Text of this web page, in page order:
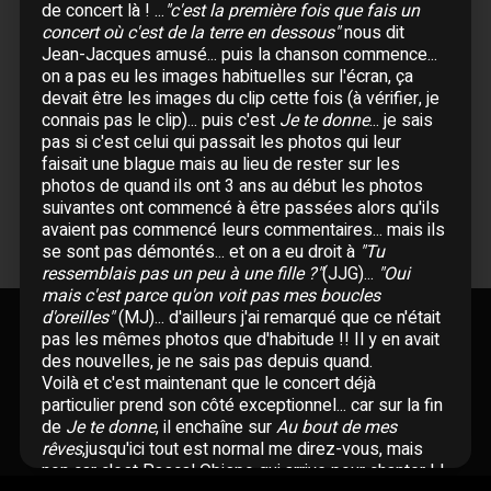
2004
Juillet
17 Juillet :Francofolies de La Rochelle
25 Juillet :Les Vendanges du Coeur à
Ouveillan
de concert là ! ..."c'est la première fois que fais un
concert où c'est de la terre en dessous"nous dit
Jean-Jacques amusé... puis la chanson commence...
on a pas eu les images habituelles sur l'écran, ça
devait être les images du clip cette fois (à vérifier, je
connais pas le clip)... puis c'est Je te donne... je sais
pas si c'est celui qui passait les photos qui leur
faisait une blague mais au lieu de rester sur les
photos de quand ils ont 3 ans au début les photos
suivantes ont commencé à être passées alors qu'ils
avaient pas commencé leurs commentaires... mais ils
se sont pas démontés... et on a eu droit à "Tu
ressemblais pas un peu à une fille ?"(JJG)... "Oui
mais c'est parce qu'on voit pas mes boucles
d'oreilles"(MJ)... d'ailleurs j'ai remarqué que ce n'était
pas les mêmes photos que d'habitude !! Il y en avait
des nouvelles, je ne sais pas depuis quand.
Voilà et c'est maintenant que le concert déjà
particulier prend son côté exceptionnel... car sur la fin
de Je te donne, il enchaîne surAu bout de mes
rêves,jusqu'ici tout est normal me direz-vous, mais
non car c'est Pascal Obispo qui arrive pour chanter ! !
Si vous souhaitez m’apporter des informations
complémentaires sur l’actualité de Jean-Jacques
Goldman,
ÉCRIVEZ-MOI !